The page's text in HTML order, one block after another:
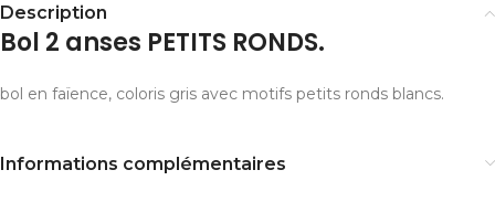
Description
Bol 2 anses PETITS RONDS.
bol en faïence, coloris gris avec motifs petits ronds blancs.
Informations complémentaires